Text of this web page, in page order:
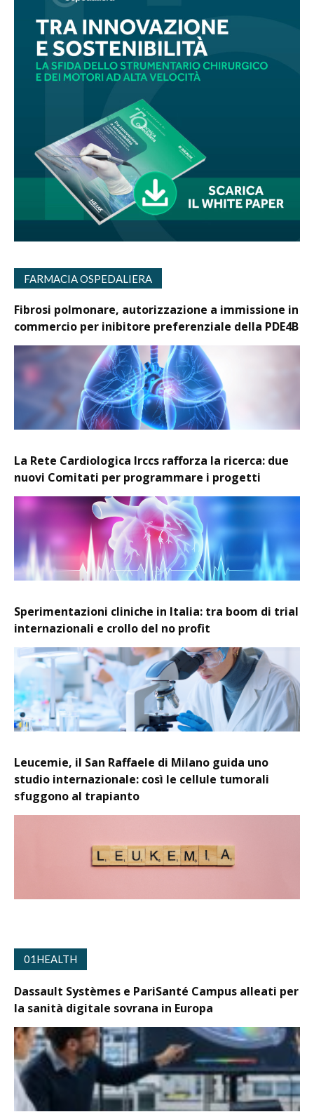
FARMACIA OSPEDALIERA
Fibrosi polmonare, autorizzazione a immissione in
commercio per inibitore preferenziale della PDE4B
La Rete Cardiologica Irccs rafforza la ricerca: due
nuovi Comitati per programmare i progetti
Sperimentazioni cliniche in Italia: tra boom di trial
internazionali e crollo del no profit
Leucemie, il San Raffaele di Milano guida uno
studio internazionale: così le cellule tumorali
sfuggono al trapianto
01HEALTH
Dassault Systèmes e PariSanté Campus alleati per
la sanità digitale sovrana in Europa